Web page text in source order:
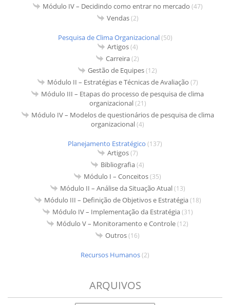
Módulo IV – Decidindo como entrar no mercado (47)
Vendas(2)
Pesquisa de Clima Organizacional(50)
Artigos(4)
Carreira(2)
Gestão de Equipes(12)
Módulo II – Estratégias e Técnicas de Avaliação (7)
Módulo III – Etapas do processo de pesquisa de clima
organizacional(21)
Módulo IV – Modelos de questionários de pesquisa de clima
organizacional(4)
Planejamento Estratégico (137)
Artigos(7)
Bibliografia(4)
Módulo I – Conceitos(35)
Módulo II – Análise da Situação Atual(13)
Módulo III – Definição de Objetivos e Estratégia(18)
Módulo IV – Implementação da Estratégia(31)
Módulo V – Monitoramento e Controle(12)
Outros(16)
Recursos Humanos(2)
ARQUIVOS